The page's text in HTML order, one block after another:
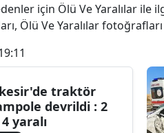
Artvin
Balıkesir
Bilecik
için Ölü Ve Yaralılar ile
Ölü Ve Yaralılar
traktör
devrildi : 2
yaralı